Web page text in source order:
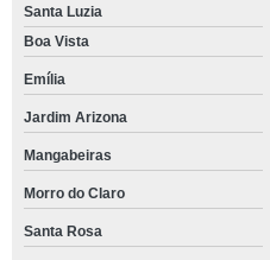
Santa Luzia
Boa Vista
Emília
Jardim Arizona
Mangabeiras
Morro do Claro
Santa Rosa